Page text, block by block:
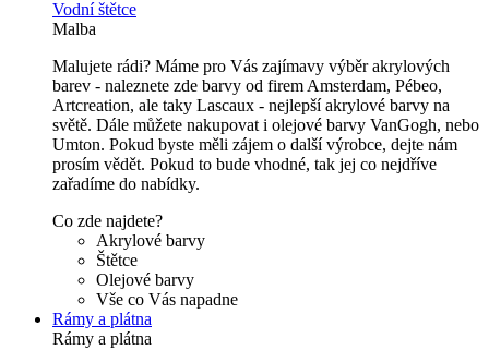
Vodní štětce
Malba
Malujete rádi? Máme pro Vás zajímavy výběr akrylových
barev - naleznete zde barvy od firem Amsterdam, Pébeo,
Artcreation, ale taky Lascaux - nejlepší akrylové barvy na
světě. Dále můžete nakupovat i olejové barvy VanGogh, nebo
Umton. Pokud byste měli zájem o další výrobce, dejte nám
prosím vědět. Pokud to bude vhodné, tak jej co nejdříve
zařadíme do nabídky.
Co zde najdete?
Akrylové barvy
Štětce
Olejové barvy
Vše co Vás napadne
Rámy a plátna
Rámy a plátna